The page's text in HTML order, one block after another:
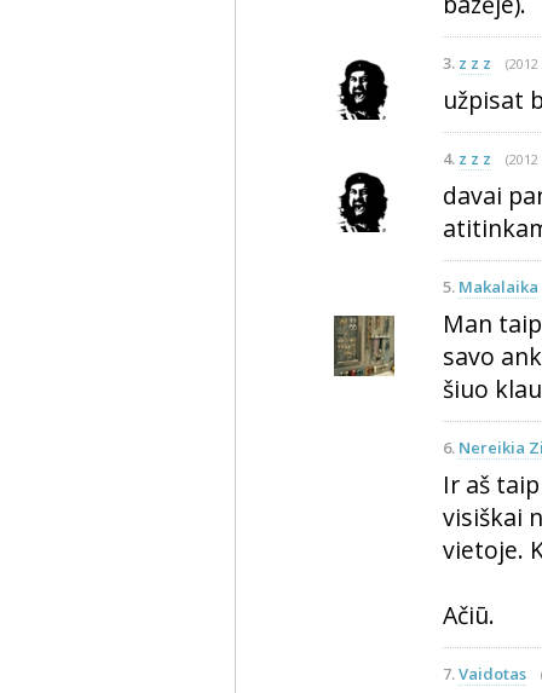
3. z z z (2012
užpisat
4. z z z (2012
davai
5. Makalaika
Man
savo
šiuo
6. Nereikia
Ir aš
visiškai
vietoje.
Ačiū.
7.Vaidotas